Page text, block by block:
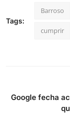
Tags:
Barroso
cumprir
Google fecha